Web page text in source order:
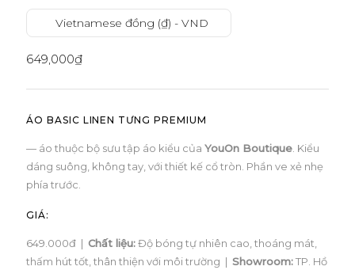
Vietnamese đồng (₫) - VND
649,000₫
ÁO BASIC LINEN TƯNG PREMIUM
— áo thuộc bộ sưu tập áo kiểu của YouOn Boutique. Kiểu
dáng suông, không tay, với thiết kế cổ tròn. Phần ve xẻ nhẹ
phía trước.
GIÁ:
649.000đ | Chất liệu:Độ bóng tự nhiên cao, thoáng mát,
thấm hút tốt, thân thiện với môi trường | Showroom:TP. Hồ